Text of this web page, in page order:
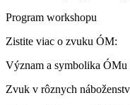
Program workshopu
Zistite viac o zvuku ÓM:
Význam a symbolika ÓMu
Zvuk v rôznych